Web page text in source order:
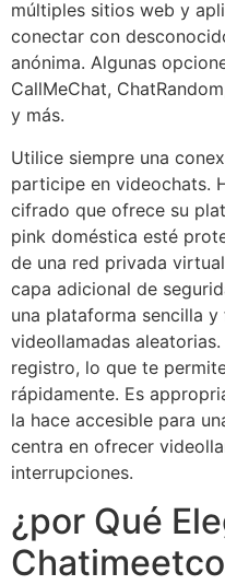
múltiples sitios web y
conectar con
anónima. Algunas
CallMeChat,
y más.
Utilice siempre una
participe en videochats.
cifrado que ofrece su
pink doméstica esté
de una red privada
capa adicional de
una plataforma sencilla
videollamadas
registro, lo que te
rápidamente. Es
la hace accesible para
centra en ofrecer
interrupciones.
¿por Qué